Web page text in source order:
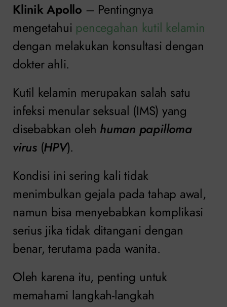
Klinik Apollo – Pentingnya
mengetahui pencegahan kutil kelamin
dengan melakukan konsultasi dengan
dokter ahli.
Kutil kelamin merupakan salah satu
infeksi menular seksual (IMS) yang
disebabkan oleh human papilloma
virus(HPV).
Kondisi ini sering kali tidak
menimbulkan gejala pada tahap awal,
namun bisa menyebabkan komplikasi
serius jika tidak ditangani dengan
benar, terutama pada wanita.
Oleh karena itu, penting untuk
memahami langkah-langkah